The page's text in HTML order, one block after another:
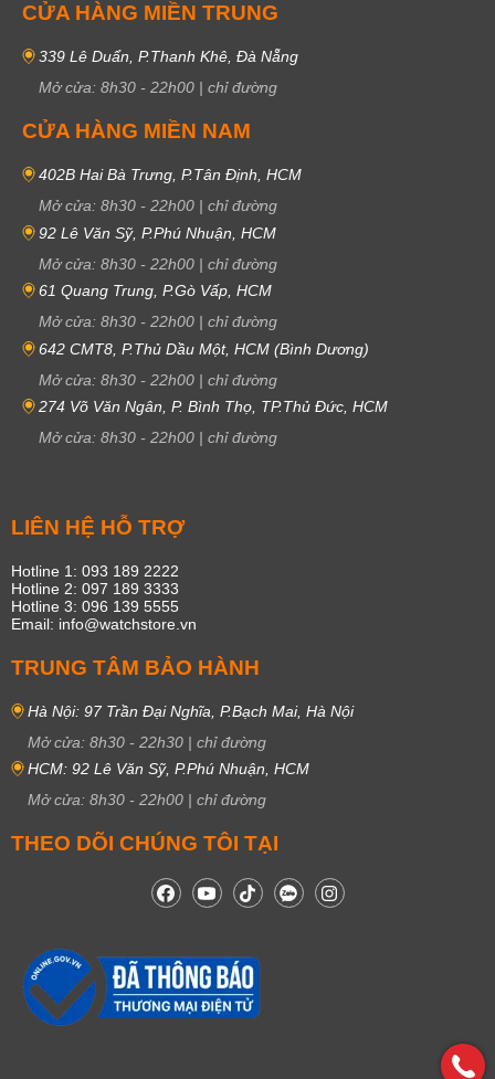
CỬA HÀNG MIỀN TRUNG
339 Lê Duẩn, P.Thanh Khê, Đà Nẵng
Mở cửa: 8h30 - 22h00 | chỉ đường
CỬA HÀNG MIỀN NAM
402B Hai Bà Trưng, P.Tân Định, HCM
Mở cửa: 8h30 - 22h00 | chỉ đường
92 Lê Văn Sỹ, P.Phú Nhuận, HCM
Mở cửa: 8h30 - 22h00 | chỉ đường
61 Quang Trung, P.Gò Vấp, HCM
Mở cửa: 8h30 - 22h00 | chỉ đường
642 CMT8, P.Thủ Dầu Một, HCM (Bình Dương)
Mở cửa: 8h30 - 22h00 | chỉ đường
274 Võ Văn Ngân, P. Bình Thọ, TP.Thủ Đức, HCM
Mở cửa: 8h30 - 22h00 | chỉ đường
LIÊN HỆ HỖ TRỢ
Hotline 1: 093 189 2222
Hotline 2: 097 189 3333
Hotline 3: 096 139 5555
Email: info@watchstore.vn
TRUNG TÂM BẢO HÀNH
Hà Nội: 97 Trần Đại Nghĩa, P.Bạch Mai, Hà Nội
Mở cửa: 8h30 - 22h30 | chỉ đường
HCM: 92 Lê Văn Sỹ, P.Phú Nhuận, HCM
Mở cửa: 8h30 - 22h00 | chỉ đường
THEO DÕI CHÚNG TÔI TẠI